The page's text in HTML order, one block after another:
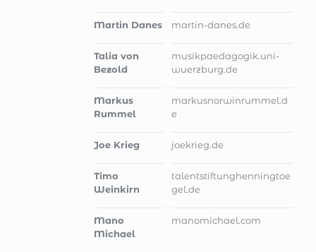
Martin Danes martin-danes.de
Talia von
Bezold
musikpaedagogik.uni-
wuerzburg.de
Markus
Rummel
markusnorwinrummel.d
e
Joe Krieg joekrieg.de
Timo
Weinkirn
talentstiftunghenningtoe
gel.de
Mano
Michael
manomichael.com